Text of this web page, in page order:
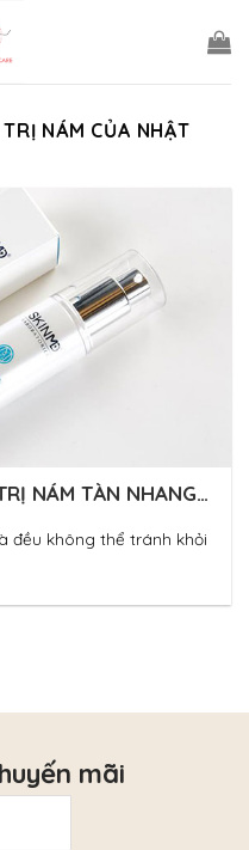
NÁM CỦA NHẬT
NÁM TÀN NHANG
đều không thể tránh khỏi
mãi